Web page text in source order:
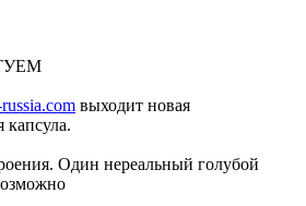
выходит новая
капсула.
Один нереальный голубой